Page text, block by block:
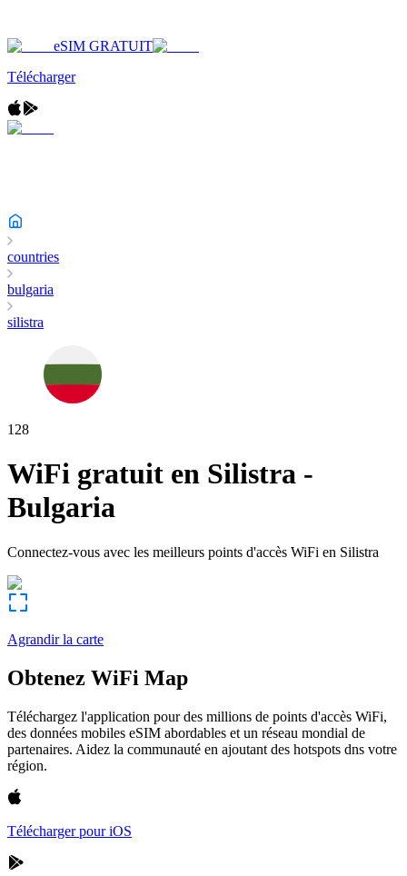
eSIM GRATUIT
Télécharger
countries
bulgaria
silistra
128
WiFi gratuit en Silistra -
Bulgaria
Connectez-vous avec les meilleurs points d'accès WiFi en Silistra
Agrandir la carte
Obtenez WiFi Map
Téléchargez l'application pour des millions de points d'accès WiFi,
des données mobiles eSIM abordables et un réseau mondial de
partenaires. Aidez la communauté en ajoutant des hotspots dns votre
région.
Télécharger pour iOS